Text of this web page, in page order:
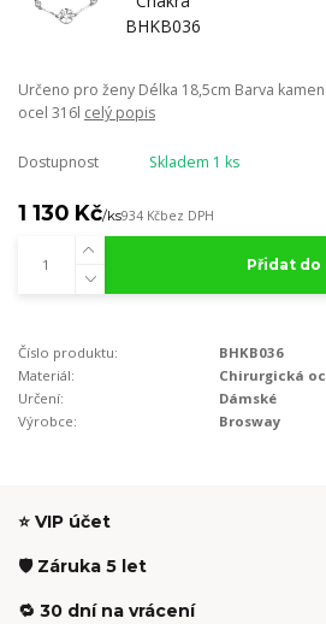
Určeno pro ženy Délka 18,5cm Barva
ocel 316l celý popis
Dostupnost Skladem 1 ks
1 130 Kč/ks934 Kčbez DPH
Přidat do
Číslo produktu:
BHKB036
Materiál:
Chirurgická
Určení:
Dámské
Výrobce:
Brosway
⭐ VIP účet
🛡️ Záruka 5 let
🔁 30 dní na vrácení